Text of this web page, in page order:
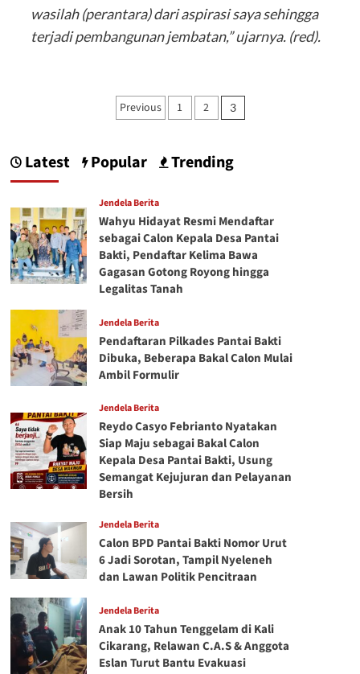
wasilah (perantara) dari aspirasi saya sehingga
terjadi pembangunan jembatan,” ujarnya. (red).
Previous 1 2 3
Latest Popular Trending
Jendela Berita
Wahyu Hidayat Resmi Mendaftar
sebagai Calon Kepala Desa Pantai
Bakti, Pendaftar Kelima Bawa
Gagasan Gotong Royong hingga
Legalitas Tanah
Jendela Berita
Pendaftaran Pilkades Pantai Bakti
Dibuka, Beberapa Bakal Calon Mulai
Ambil Formulir
Jendela Berita
Reydo Casyo Febrianto Nyatakan
Siap Maju sebagai Bakal Calon
Kepala Desa Pantai Bakti, Usung
Semangat Kejujuran dan Pelayanan
Bersih
Jendela Berita
Calon BPD Pantai Bakti Nomor Urut
6 Jadi Sorotan, Tampil Nyeleneh
dan Lawan Politik Pencitraan
Jendela Berita
Anak 10 Tahun Tenggelam di Kali
Cikarang, Relawan C.A.S & Anggota
Eslan Turut Bantu Evakuasi